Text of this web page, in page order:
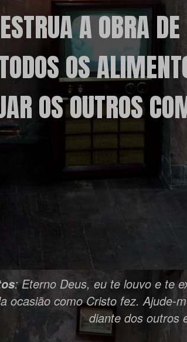
A OBRA
OS
OS OUTROS
: Eterno Deus, eu te louvo e te
ocasião como Cristo fez. Ajude-
diante dos outros